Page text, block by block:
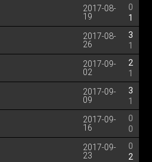
2017-08-
19
0
1
2017-08-
26
3
1
2017-09-
02
2
1
2017-09-
09
3
1
2017-09-
16
0
0
2017-09-
23
0
2